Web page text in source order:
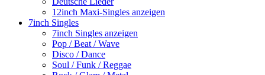
12inch Maxi-Singles anzeigen
7inch Singles
7inch Singles anzeigen
Pop / Beat / Wave
Disco / Dance
Soul / Funk / Reggae